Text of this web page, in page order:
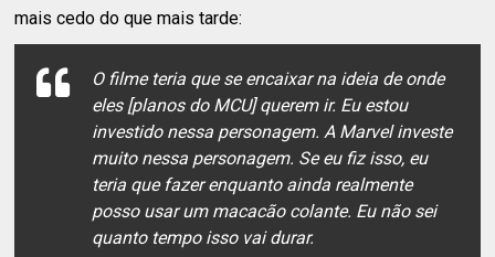
mais cedo do que mais tarde:
O filme teria que se encaixar na ideia de onde
eles [planos do MCU] querem ir. Eu estou
investido nessa personagem. A Marvel investe
muito nessa personagem. Se eu fiz isso, eu
teria que fazer enquanto ainda realmente
posso usar um macacão colante. Eu não sei
quanto tempo isso vai durar.